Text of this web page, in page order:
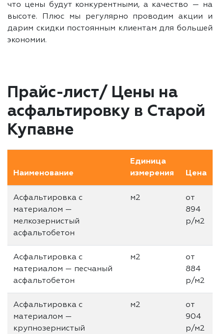
что цены будут конкурентными, а качество — на
высоте. Плюс мы регулярно проводим акции и
дарим скидки постоянным клиентам для большей
экономии.
Прайс-лист/ Цены на
асфальтировку в Старой
Купавне
Наименование
Единица
измерения
Цена
Асфальтировка с
материалом —
мелкозернистый
асфальтобетон
м2
от
894
р/м2
Асфальтировка с
материалом — песчаный
асфальтобетон
м2
от
884
р/м2
Асфальтировка с
материалом —
крупнозернистый
м2
от
904
р/м2